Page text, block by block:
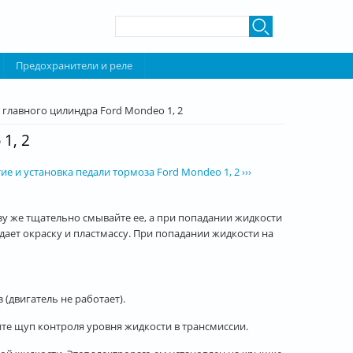
Предохранители и реле
главного цилиндра Ford Mondeo 1, 2
2
и установка педали тормоза Ford Mondeo 1, 2 ›››
же тщательно смывайте ее, а при попадании жидкости
окраску и пластмассу. При попадании жидкости на
не работает).
щуп контроля уровня жидкости в трансмиссии.